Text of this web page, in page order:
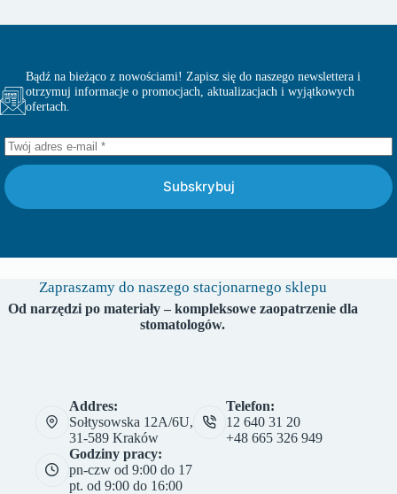
Bądź na bieżąco z nowościami! Zapisz się do naszego newslettera i
otrzymuj informacje o promocjach, aktualizacjach i wyjątkowych
ofertach.
Subskrybuj
Zapraszamy do naszego stacjonarnego sklepu
Od narzędzi po materiały – kompleksowe zaopatrzenie dla
stomatologów.
Addres:
Sołtysowska 12A/6U,
31-589 Kraków
Telefon:
12 640 31 20
+48 665 326 949
Godziny pracy:
pn-czw od 9:00 do 17
pt. od 9:00 do 16:00